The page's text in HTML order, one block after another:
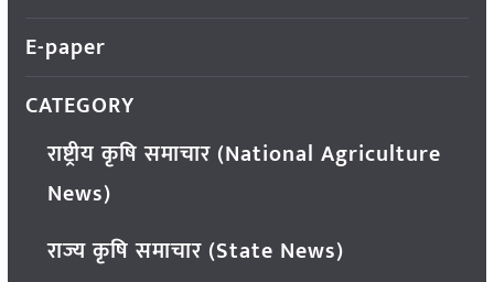
E-paper
CATEGORY
राष्ट्रीय कृषि समाचार (National Agriculture
News)
राज्य कृषि समाचार (State News)